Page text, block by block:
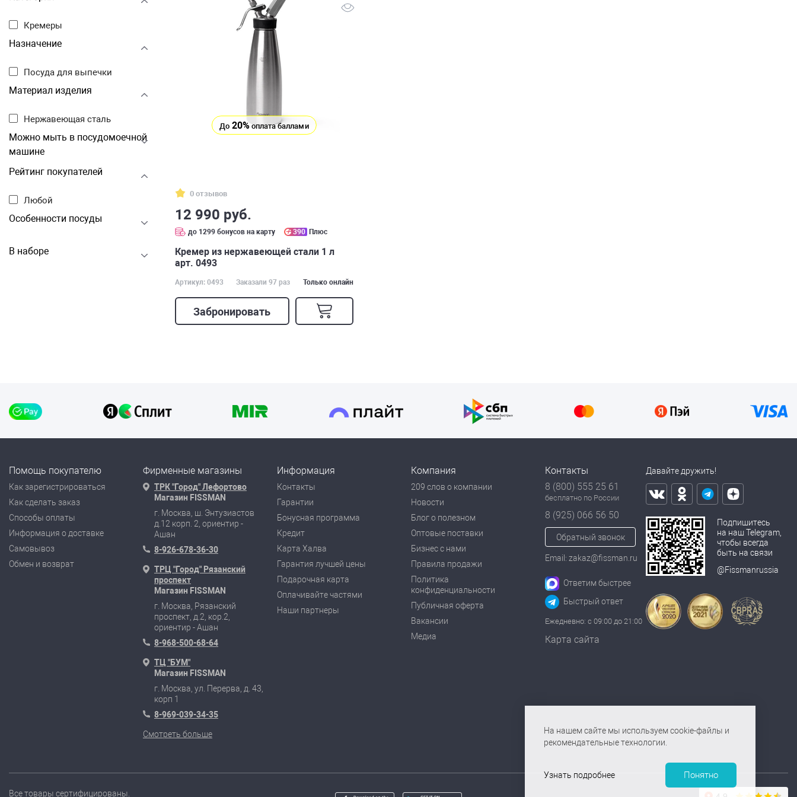
Кремеры
Назначение
Посуда для выпечки
Материал изделия
Нержавеющая сталь
Можно мыть в посудомоечной
машине
Рейтинг покупателей
Любой
Особенности посуды
В наборе
До 20%оплата баллами
0 отзывов
12 990 руб.
до 1299 бонусов на карту 390 Плюс
Кремер из нержавеющей стали 1 л
арт. 0493
Артикул: 0493 Заказали 97 раз Только онлайн
Забронировать
Помощь покупателю
Как зарегистрироваться
Как сделать заказ
Способы оплаты
Информация о доставке
Самовывоз
Обмен и возврат
Фирменные магазины
ТРК "Город" Лефортово
Магазин FISSMAN
г. Москва, ш. Энтузиастов
д.12 корп. 2, ориентир -
Ашан
8-926-678-36-30
ТРЦ "Город" Рязанский
проспект
Магазин FISSMAN
г. Москва, Рязанский
проспект, д.2, кор.2,
ориентир - Ашан
8-968-500-68-64
ТЦ "БУМ"
Магазин FISSMAN
г. Москва, ул. Перерва, д. 43,
корп 1
8-969-039-34-35
Смотреть больше
Информация
Контакты
Гарантии
Бонусная программа
Кредит
Карта Халва
Гарантия лучшей цены
Подарочная карта
Оплачивайте частями
Наши партнеры
Компания
209 слов о компании
Новости
Блог о полезном
Оптовые поставки
Бизнес с нами
Правила продажи
Политика
конфиденциальности
Публичная оферта
Вакансии
Медиа
Контакты
8 (800) 555 25 61
бесплатно по России
8 (925) 066 56 50
Обратный звонок
Email: zakaz@fissman.ru
Ответим быстрее
Быстрый ответ
Ежедневно: с 09:00 до 21:00
Карта сайта
Давайте дружить!
Подпишитесь
на наш Telegram,
чтобы всегда
быть на связи
@Fissmanrussia
Все товары сертифицированы.
На нашем сайте мы используем cookie-файлы и
рекомендательные технологии.
Узнать подробнее Понятно